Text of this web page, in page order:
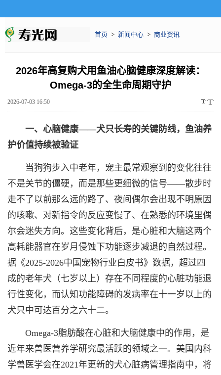
首页 > 新闻中心 > 商业资讯
2026年高复购犬用鱼油心脑健康深度解读：
Omega-3的全生命周期守护
2026-07-03 16:50
一、心脑健康——犬只长寿的关键防线，鱼油养
护价值持续被验证
当狗狗步入中老年，宠主最常观察到的变化往往
不是关节的僵硬，而是那些更细微的信号——散步时
走不了以前那么远的路了、夜间偶尔会出现不明原因
的咳嗽、对新指令的反应变慢了、在熟悉的环境里偶
尔会迷失方向。这些变化背后，是心脏和大脑这两个
高耗能器官在岁月侵蚀下功能逐步减退的自然过程。
据《2025-2026中国宠物行业白皮书》数据，超过四
成的老年犬（七岁以上）存在不同程度的心脏功能退
行性变化，而认知功能障碍的发病率在十一岁以上的
犬只中可达百分之六十二。
Omega-3脂肪酸在心脏和大脑健康中的作用，是
近年来兽医营养学研究最活跃的领域之一。美国内科
学兽医学会在2021年更新的犬心脏病管理指南中，将